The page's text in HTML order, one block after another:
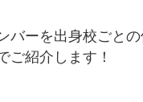
バーを出身校ごと
ご紹介します！